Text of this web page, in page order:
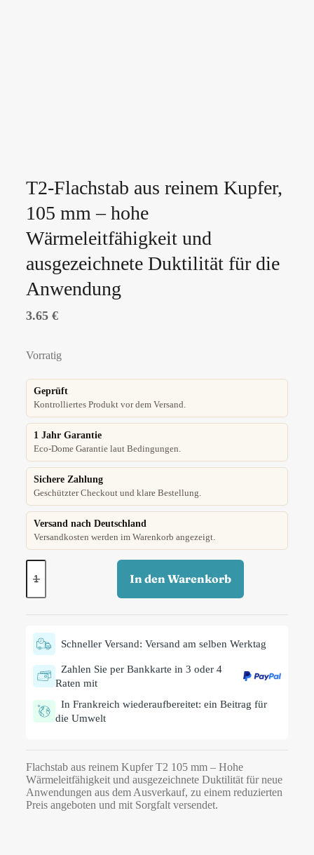
T2-Flachstab aus reinem Kupfer,
105 mm – hohe
Wärmeleitfähigkeit und
ausgezeichnete Duktilität für die
Anwendung
3.65 €
Vorratig
Geprüft
Kontrolliertes Produkt vor dem Versand.
1 Jahr Garantie
Eco-Dome Garantie laut Bedingungen.
Sichere Zahlung
Geschützter Checkout und klare Bestellung.
Versand nach Deutschland
Versandkosten werden im Warenkorb angezeigt.
In den Warenkorb
Schneller Versand: Versand am selben Werktag
Zahlen Sie per Bankkarte in 3 oder 4
Raten mit
In Frankreich wiederaufbereitet: ein Beitrag für
die Umwelt
Flachstab aus reinem Kupfer T2 105 mm – Hohe
Wärmeleitfähigkeit und ausgezeichnete Duktilität für neue
Anwendungen aus dem Ausverkauf, zu einem reduzierten
Preis angeboten und mit Sorgfalt versendet.